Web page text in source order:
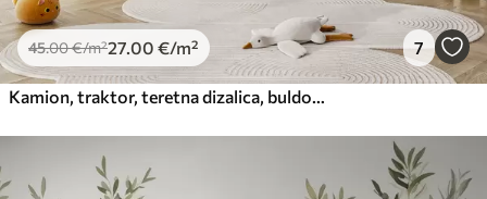
45.00€/m²27 .00 €/m² 7